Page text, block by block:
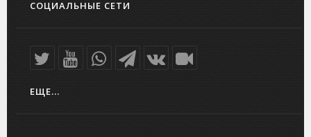
СОЦИАЛЬНЫЕ СЕТИ
ЕЩЕ...